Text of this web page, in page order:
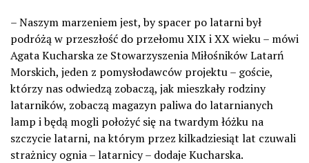
– Naszym marzeniem jest, by spacer po latarni był
podróżą w przeszłość do przełomu XIX i XX wieku – mówi
Agata Kucharska ze Stowarzyszenia Miłośników Latarń
Morskich, jeden z pomysłodawców projektu – goście,
którzy nas odwiedzą zobaczą, jak mieszkały rodziny
latarników, zobaczą magazyn paliwa do latarnianych
lamp i będą mogli położyć się na twardym łóżku na
szczycie latarni, na którym przez kilkadziesiąt lat czuwali
strażnicy ognia – latarnicy – dodaje Kucharska.